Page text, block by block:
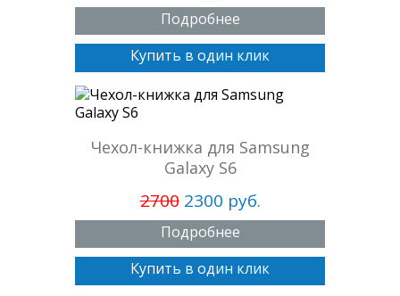
Подробнее
Купить в один клик
Чехол-книжка для Samsung
Galaxy S6
27002300 руб.
Подробнее
Купить в один клик